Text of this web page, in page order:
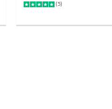
(5)